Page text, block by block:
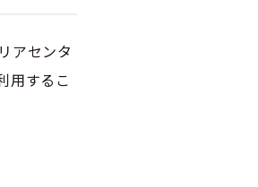
アセンタ
用するこ